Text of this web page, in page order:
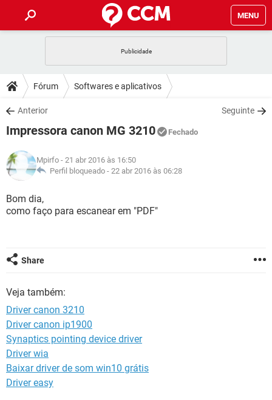
MENU
CELULAR FACEBOOK
OUTLOOK
INSTAGRAM GMAIL
GUIA DE COMPRAS
DICAS
JOGOS WHATSAPP
INSTAGRAM
GUIA DE COMPRAS
DOWNLOADS
JOGOS WHATSAPP
CELULAR
OUTLOOK EXCEL
INSTAGRAM
GUIA DE COMPRAS
FÓRUM
JOGOS
CELULAR
OUTLOOK
GLOSSÁRIO
JOGOS
CELULAR FACEBOOK
INSTAGRAM
Fórum Softwares e aplicativos
Anterior Seguinte
Impressora canon MG 3210 Fechado
Mpirfo - 21 abr 2016 às 16:50
Perfil bloqueado - 22 abr 2016 às 06:28
Bom dia,
como faço para escanear em "PDF"
Share
Veja também:
Driver canon 3210
Driver canon ip1900
Synaptics pointing device driver
Driver wia
Baixar driver de som win10 grátis
Driver easy